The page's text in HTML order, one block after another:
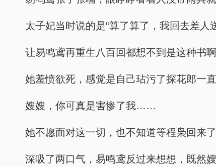
太子妃当时说的是“算了算了，我回去差人
让易鸣鸢再重生八百回都想不到是这种书啊
她羞愤欲死，感觉是自己玷污了探花郎一
嫂嫂，你可真是害惨了我……
她不愿面对这一切，也不知道等程枭回来
深吸了两口气，易鸣鸢反过来想想，既然